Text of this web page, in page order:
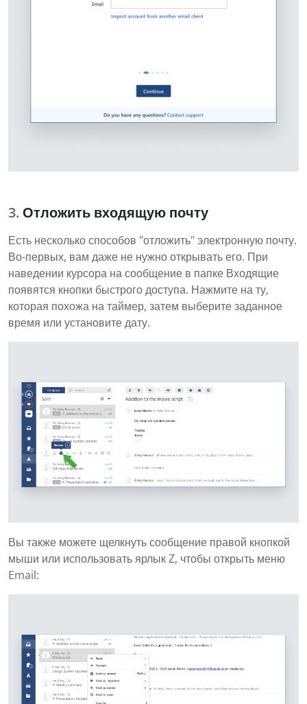
Отложить входящую почту
Есть несколько способов "отложить" электронную почту.
Во-первых, вам даже не нужно открывать его. При
наведении курсора на сообщение в папке Входящие
появятся кнопки быстрого доступа. Нажмите на ту,
которая похожа на таймер, затем выберите заданное
время или установите дату.
Вы также можете щелкнуть сообщение правой кнопкой
мыши или использовать ярлык Z, чтобы открыть меню
Email: